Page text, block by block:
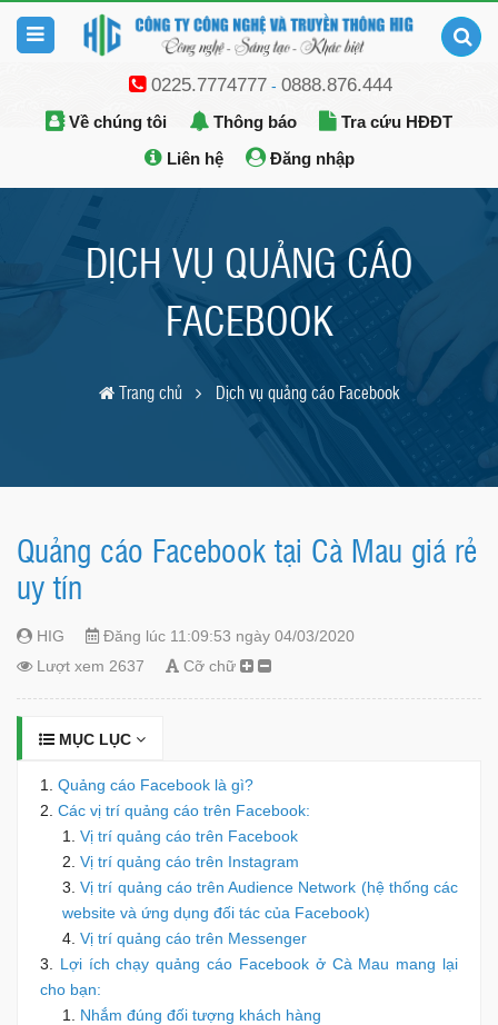
0225.7774777- 0888.876.444
Về chúng tôi Thông báo
Tra cứu HĐĐT
Liên hệ
Đăng nhập
DỊCH VỤ QUẢNG CÁO
FACEBOOK
Trang chủ Dịch vụ quảng cáo Facebook
Quảng cáo Facebook tại Cà Mau giá rẻ
uy tín
HIG
Đăng lúc 11:09:53 ngày 04/03/2020
Lượt xem 2637
Cỡ chữ
MỤC LỤC
Quảng cáo Facebook là gì?
Các vị trí quảng cáo trên Facebook:
Vị trí quảng cáo trên Facebook
Vị trí quảng cáo trên Instagram
Vị trí quảng cáo trên Audience Network (hệ thống các
website và ứng dụng đối tác của Facebook)
Vị trí quảng cáo trên Messenger
Lợi ích chạy quảng cáo Facebook ở Cà Mau mang lại
cho bạn:
Nhắm đúng đối tượng khách hàng